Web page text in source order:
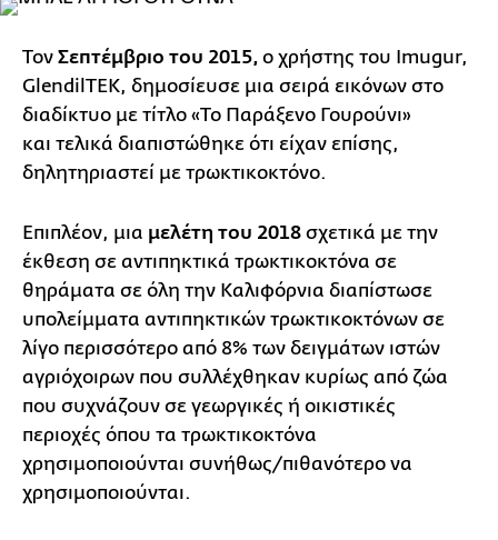
Τον Σεπτέμβριο του 2015, ο χρήστης του Imugur,
GlendilTEK, δημοσίευσε μια σειρά εικόνων στο
διαδίκτυο με τίτλο «Το Παράξενο Γουρούνι»
και τελικά διαπιστώθηκε ότι είχαν επίσης,
δηλητηριαστεί με τρωκτικοκτόνο.
Επιπλέον, μια μελέτη του 2018 σχετικά με την
έκθεση σε αντιπηκτικά τρωκτικοκτόνα σε
θηράματα σε όλη την Καλιφόρνια διαπίστωσε
υπολείμματα αντιπηκτικών τρωκτικοκτόνων σε
λίγο περισσότερο από 8% των δειγμάτων ιστών
αγριόχοιρων που συλλέχθηκαν κυρίως από ζώα
που συχνάζουν σε γεωργικές ή οικιστικές
περιοχές όπου τα τρωκτικοκτόνα
χρησιμοποιούνται συνήθως/πιθανότερο να
χρησιμοποιούνται.